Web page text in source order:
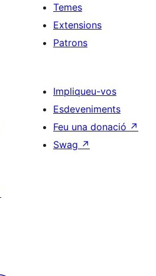
Temes
Extensions
Patrons
Impliqueu-vos
Esdeveniments
Feu una donació ↗
Swag ↗